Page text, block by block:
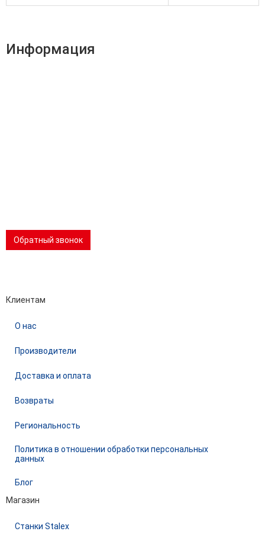
Информация
Обратный звонок
Клиентам
О нас
Производители
Доставка и оплата
Возвраты
Региональность
Политика в отношении обработки персональных
данных
Блог
Магазин
Станки Stalex